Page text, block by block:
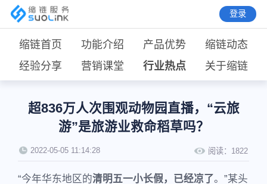
登录
缩链首页 功能介绍 产品优势
缩链动态
经验分享
营销课堂 行业热点 关于缩链
超836万人次围观动物园直播，“云旅
游”是旅游业救命稻草吗？
2022-05-05 11:14:28 阅读： 1822
“今年华东地区的清明五一小长假，已经凉了。”某头